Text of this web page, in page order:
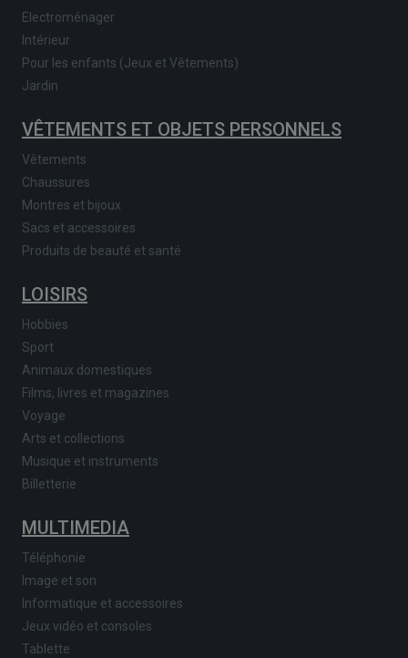
Electroménager
Intérieur
Pour les enfants (Jeux et Vêtements)
Jardin
VÊTEMENTS ET OBJETS PERSONNELS
Vêtements
Chaussures
Montres et bijoux
Sacs et accessoires
Produits de beauté et santé
LOISIRS
Hobbies
Sport
Animaux domestiques
Films, livres et magazines
Voyage
Arts et collections
Musique et instruments
Billetterie
MULTIMEDIA
Téléphonie
Image et son
Informatique et accessoires
Jeux vidéo et consoles
Tablette